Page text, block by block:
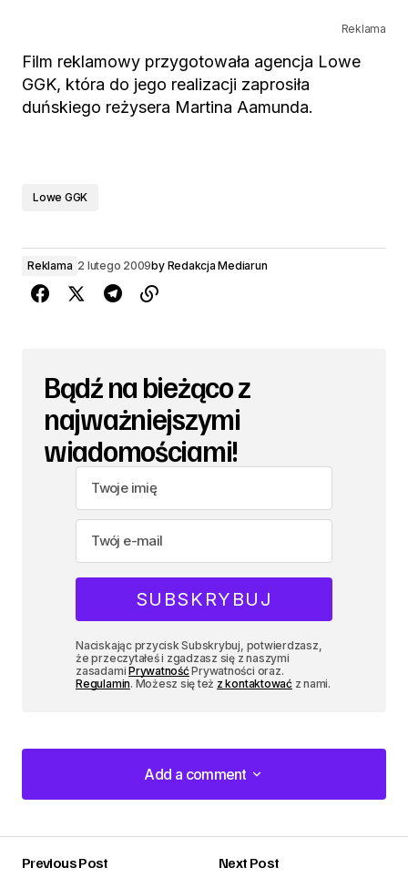
Reklama
Film reklamowy przygotowała agencja Lowe
GGK, która do jego realizacji zaprosiła
duńskiego reżysera Martina Aamunda.
Lowe GGK
Reklama 2 lutego 2009by Redakcja Mediarun
Bądź na bieżąco z
najważniejszymi
wiadomościami!
Naciskając przycisk Subskrybuj, potwierdzasz,
że przeczytałeś i zgadzasz się z naszymi
zasadamiPrywatnośćPrywatności oraz.
Regulamin. Możesz się też z kontaktowaćz nami.
Add a comment
Add a comment
Previous Post Next Post